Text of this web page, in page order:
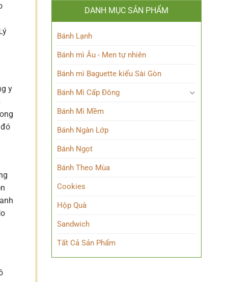
y
DANH MỤC SẢN PHẨM
Bánh Lạnh
Bánh mì Âu - Men tự nhiên
Bánh mì Baguette kiểu Sài Gòn
Bánh Mì Cấp Đông
Bánh Mì Mềm
Bánh Ngàn Lớp
Bánh Ngọt
Bánh Theo Mùa
Cookies
Hộp Quà
Sandwich
Tất Cả Sản Phẩm